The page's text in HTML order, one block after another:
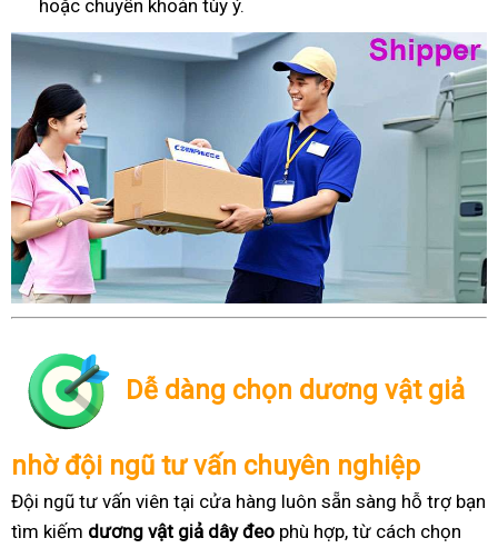
hoặc chuyển khoản tùy ý.
Dễ dàng chọn dương vật giả
nhờ đội ngũ tư vấn chuyên nghiệp
Đội ngũ tư vấn viên tại cửa hàng luôn sẵn sàng hỗ trợ bạn
tìm kiếm dương vật giả dây đeo phù hợp, từ cách chọn